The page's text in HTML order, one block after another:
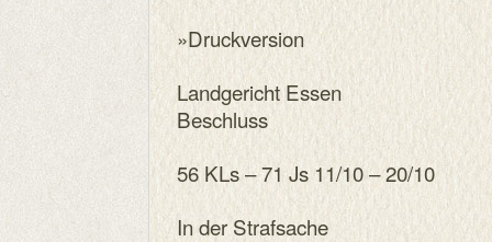
»Druckversion
Landgericht Essen
Beschluss
56 KLs – 71 Js 11/10 – 20/10
In der Strafsache